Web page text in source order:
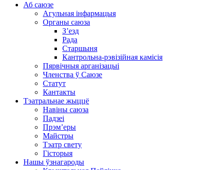
Аб саюзе
Агульная інфармацыя
Органы саюза
З’езд
Рада
Старшыня
Кантрольна-рэвізійная камісія
Пярвічныя арганізацыі
Членства ў Саюзе
Статут
Кантакты
Тэатральнае жыццё
Навіны саюза
Падзеі
Прэм’еры
Майстры
Тэатр свету
Гісторыя
Нашы ўзнагароды